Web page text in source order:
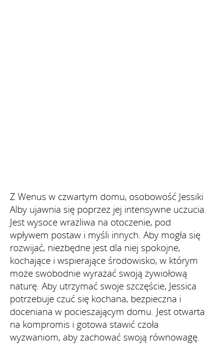
Z Wenus w czwartym domu, osobowość Jessiki
Alby ujawnia się poprzez jej intensywne uczucia.
Jest wysoce wrażliwa na otoczenie, pod
wpływem postaw i myśli innych. Aby mogła się
rozwijać, niezbędne jest dla niej spokojne,
kochające i wspierające środowisko, w którym
może swobodnie wyrażać swoją żywiołową
naturę. Aby utrzymać swoje szczęście, Jessica
potrzebuje czuć się kochana, bezpieczna i
doceniana w pocieszającym domu. Jest otwarta
na kompromis i gotowa stawić czoła
wyzwaniom, aby zachować swoją równowagę.